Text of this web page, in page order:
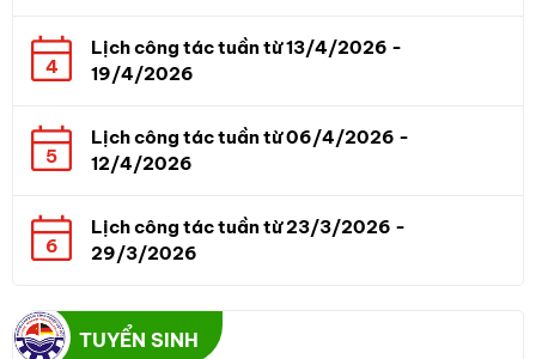
4
Lịch công tác tuần từ 13/4/2026 -
19/4/2026
5
Lịch công tác tuần từ 06/4/2026 -
12/4/2026
6
Lịch công tác tuần từ 23/3/2026 -
29/3/2026
TUYỂN SINH